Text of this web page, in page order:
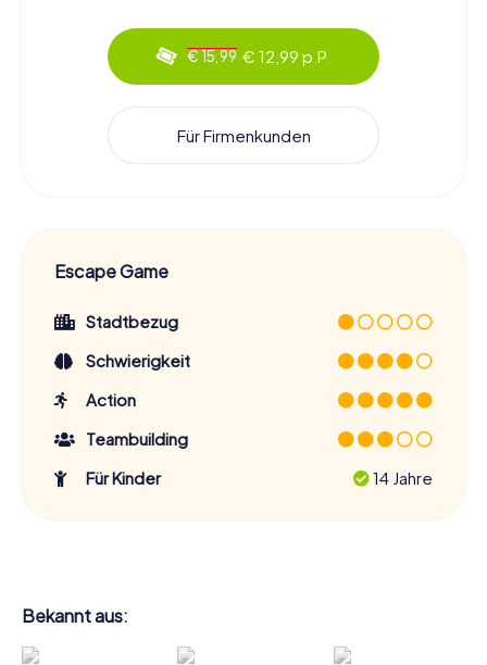
€ 15,99 € 12,99 p.P.
Für Firmenkunden
Escape Game
Stadtbezug
Schwierigkeit
Action
Teambuilding
Für Kinder
14 Jahre
Bekannt aus: